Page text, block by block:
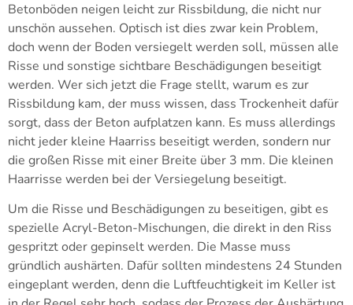
Betonböden neigen leicht zur Rissbildung, die nicht nur
unschön aussehen. Optisch ist dies zwar kein Problem,
doch wenn der Boden versiegelt werden soll, müssen alle
Risse und sonstige sichtbare Beschädigungen beseitigt
werden. Wer sich jetzt die Frage stellt, warum es zur
Rissbildung kam, der muss wissen, dass Trockenheit dafür
sorgt, dass der Beton aufplatzen kann. Es muss allerdings
nicht jeder kleine Haarriss beseitigt werden, sondern nur
die großen Risse mit einer Breite über 3 mm. Die kleinen
Haarrisse werden bei der Versiegelung beseitigt.
Um die Risse und Beschädigungen zu beseitigen, gibt es
spezielle Acryl-Beton-Mischungen, die direkt in den Riss
gespritzt oder gepinselt werden. Die Masse muss
gründlich aushärten. Dafür sollten mindestens 24 Stunden
eingeplant werden, denn die Luftfeuchtigkeit im Keller ist